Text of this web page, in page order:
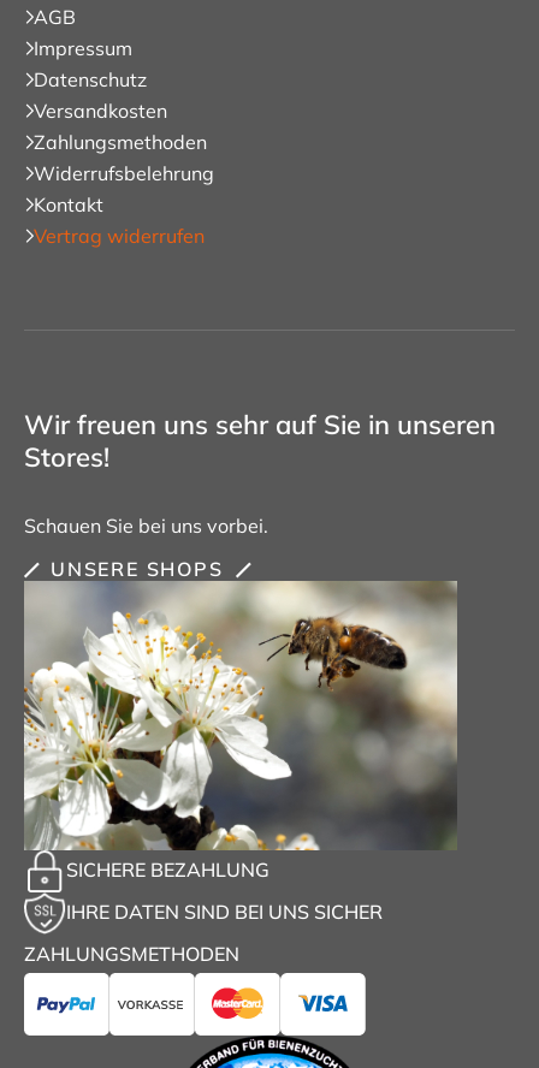
AGB
Impressum
Datenschutz
Versandkosten
Zahlungsmethoden
Widerrufsbelehrung
Kontakt
Vertrag widerrufen
Wir freuen uns sehr auf Sie in unseren
Stores!
Schauen Sie bei uns vorbei.
UNSERE SHOPS
SICHERE BEZAHLUNG
IHRE DATEN SIND BEI UNS SICHER
ZAHLUNGSMETHODEN